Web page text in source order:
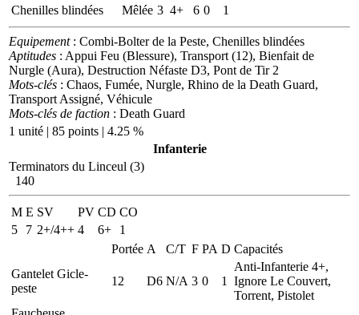
Chenilles blindées
Mêlée 3 4+ 6 0 1
Equipement: Combi-Bolter de la Peste, Chenilles blindées
Aptitudes : Appui Feu (Blessure), Transport (12), Bienfait de
Nurgle (Aura), Destruction Néfaste D3, Pont de Tir 2
Mots-clés : Chaos, Fumée, Nurgle, Rhino de la Death Guard,
Transport Assigné, Véhicule
Mots-clés de faction : Death Guard
1 unité | 85 points | 4.25 %
Infanterie
Terminators du Linceul (3)
140
M E SV PV CD CO
5
7 2+/4++ 4 6+
1
Portée A C/T F PA D Capacités
Gantelet Gicle-
peste
12 D6 N/A 3 0 1
Anti-Infanterie 4+,
Ignore Le Couvert,
Torrent, Pistolet